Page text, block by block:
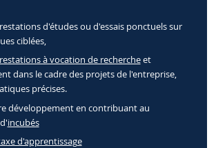
d'études ou d'essais ponctuels sur
ciblées,
à vocation de rechercheet
dans le cadre des projets de l'entreprise,
précises.
développement en contribuant au
incubés
d'apprentissage